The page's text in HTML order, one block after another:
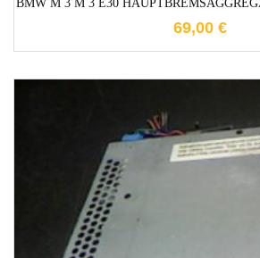
BMW M 3 M 3 E30
69,00 €